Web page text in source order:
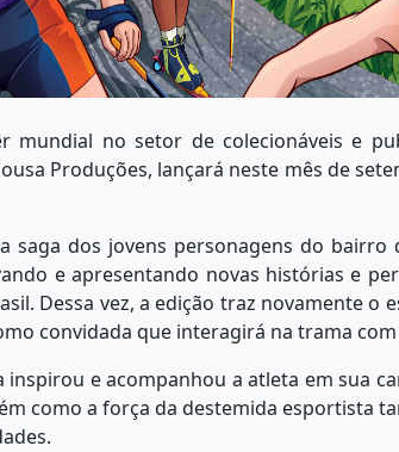
mundial no setor de colecionáveis e
Produções, lançará neste mês de
saga dos jovens personagens do
e apresentando novas histórias e
Dessa vez, a edição traz novamente o
convidada que interagirá na trama com
inspirou e acompanhou a atleta em sua
como a força da destemida esportista